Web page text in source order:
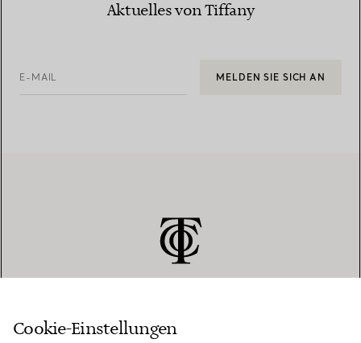
Aktuelles von Tiffany
E-MAIL MELDEN SIE SICH AN
KUNDENSERVICE
Cookie-Einstellungen